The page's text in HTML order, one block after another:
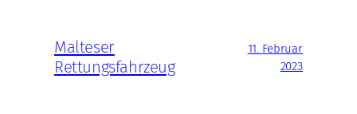
Malteser
Rettungsfahrzeug
11. Februar
2023